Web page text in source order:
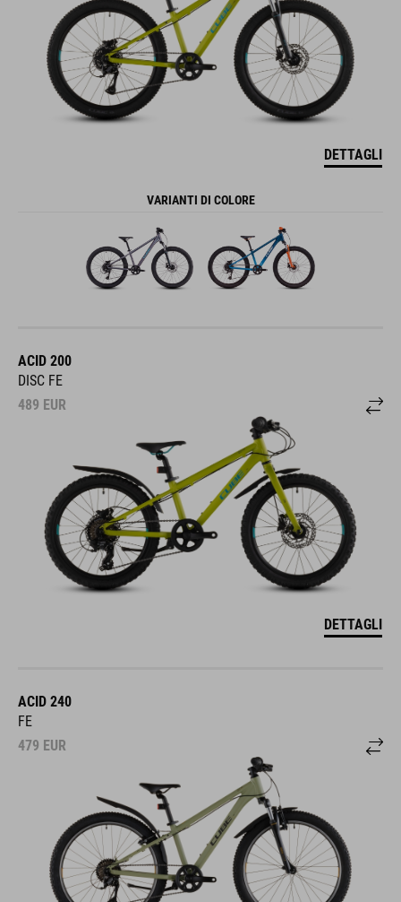
DETTAGLI
VARIANTI DI COLORE
ACID 200
DISC FE
489 EUR
DETTAGLI
ACID 240
FE
479 EUR